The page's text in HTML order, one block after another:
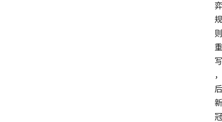
弈
规
则
重
写
，
后
新
冠